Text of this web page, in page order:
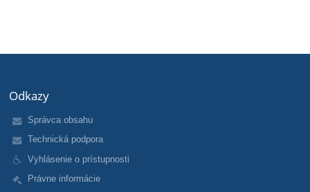
Odkazy
Správca obsahu
Technická podpora
Vyhlásenie o prístupnosti
Právne informácie